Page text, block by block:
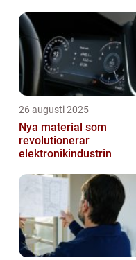
26 augusti 2025
Nya material som
revolutionerar
elektronikindustrin